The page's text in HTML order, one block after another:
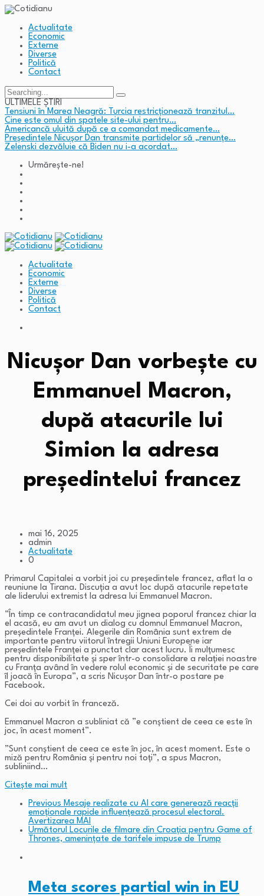
Actualitate
Economic
Externe
Diverse
Politică
Contact
Search
for:
ULTIMELE ȘTIRI
Tensiuni în Marea Neagră: Turcia restricționează tranzitul…
Cine este omul din spatele site-ului pentru…
Americancă uluită după ce a comandat medicamente…
Președintele Nicușor Dan transmite partidelor să „renunțe…
Zelenski dezvăluie că Biden nu i-a acordat…
Urmărește-ne!
Actualitate
Economic
Externe
Diverse
Politică
Contact
Nicușor Dan vorbește cu
Emmanuel Macron,
după atacurile lui
Simion la adresa
președintelui francez
mai 16, 2025
admin
Actualitate
0
Primarul Capitalei a vorbit joi cu președintele francez, aflat la o
reuniune la Tirana. Discuția a avut loc după atacurile repetate
ale liderului extremist la adresa lui Emmanuel Macron.
”În timp ce contracandidatul meu jignea poporul francez chiar la
el acasă, eu am avut un dialog cu domnul Emmanuel Macron,
președintele Franței. Alegerile din România sunt extrem de
importante pentru viitorul întregii Uniuni Europene iar
președintele Franței a punctat clar acest lucru. Îi mulțumesc
pentru disponibilitate și sper într-o consolidare a relației noastre
cu Franța având în vedere rolul economic și de securitate pe care
îl joacă în Europa”, a scris Nicușor Dan într-o postare pe
Facebook.
Cei doi au vorbit în franceză.
Emmanuel Macron a subliniat că ”e conștient de ceea ce este în
joc, în acest moment”.
”Sunt conștient de ceea ce este în joc, în acest moment. Este o
miză pentru România și pentru noi toți”, a spus Macron,
subliniind…
Citeşte mai mult
Previous Mesaje realizate cu AI care generează reacții
emoționale rapide influențează procesul electoral.
Avertizarea MAI
Următorul
Locurile de filmare din Croația pentru Game of
Thrones, amenințate de tarifele impuse de Trump
Meta scores partial win in EU